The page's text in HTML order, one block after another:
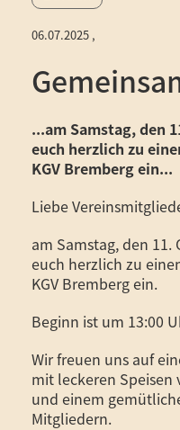
06.07.2025 ,
...am Samstag, den
euch herzlich zu
KGV Bremberg ein...
Liebe
am Samstag, den
euch herzlich zu
KGV Bremberg ein.
Beginn ist um 13:00
Wir freuen uns auf
mit leckeren Speisen
und einem
Mitgliedern.